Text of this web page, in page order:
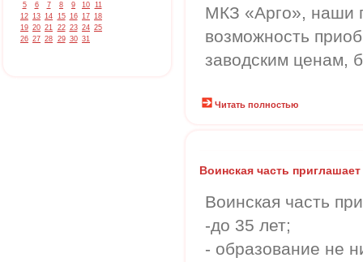
5
6 7 8 9 10 11
12 13 14 15 16 17 18
19 20 21 22 23 24 25
26 27 28 29 30 31
МКЗ «Арго», наши
возможность
заводским ценам,
Читать полностью
Воинская часть
Воинская часть
-до 35 лет;
- образование не